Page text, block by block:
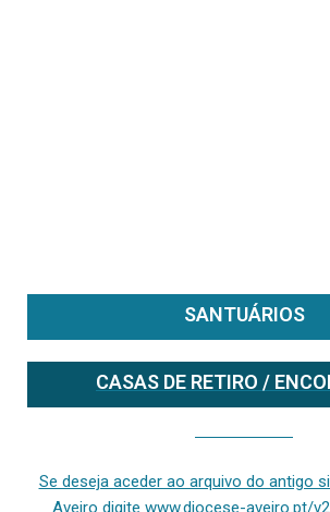
SANTUÁRIOS
CASAS DE RETIRO /
Se deseja aceder ao arquivo do antigo
Aveiro digite www.diocese-aveiro.pt/